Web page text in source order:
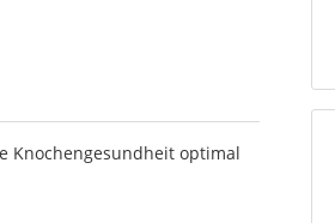
Knochengesundheit optimal